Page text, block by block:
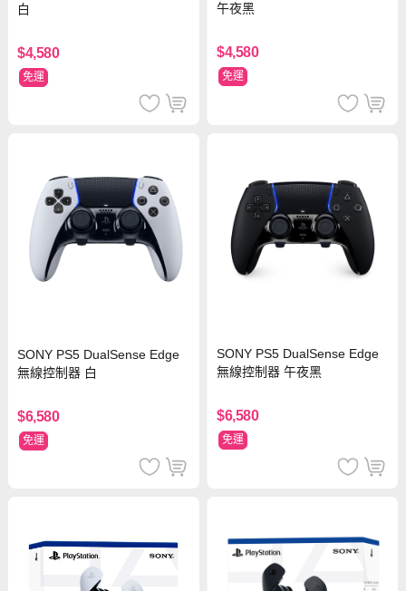
白
$4,580
免運
午夜黑
$4,580
免運
SONY PS5 DualSense Edge
無線控制器 白
$6,580
免運
SONY PS5 DualSense Edge
無線控制器 午夜黑
$6,580
免運